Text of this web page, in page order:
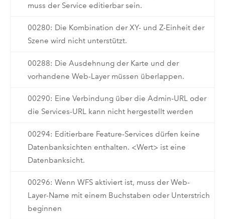
muss der Service editierbar sein.
00280: Die Kombination der XY- und Z-Einheit der
Szene wird nicht unterstützt.
00288: Die Ausdehnung der Karte und der
vorhandene Web-Layer müssen überlappen.
00290: Eine Verbindung über die Admin-URL oder
die Services-URL kann nicht hergestellt werden
00294: Editierbare Feature-Services dürfen keine
Datenbanksichten enthalten. <Wert> ist eine
Datenbanksicht.
00296: Wenn WFS aktiviert ist, muss der Web-
Layer-Name mit einem Buchstaben oder Unterstrich
beginnen